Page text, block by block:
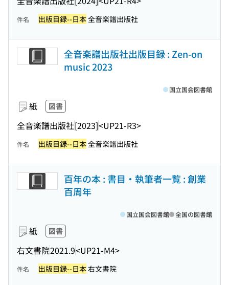
件名 出版目録--日本全音楽譜出版社
全音楽譜出版社出版目録 : Zen-on
music 2023
紙 図書
全音楽譜出版社[2023]<UP21-R3>
国立国会図書館
件名 出版目録--日本全音楽譜出版社
百年の本 : 書目・執筆者一覧 : 創業
百周年
紙 図書
右文書院2021.9<UP21-M4>
国立国会図書館 全国の図書館
件名 出版目録--日本右文書院